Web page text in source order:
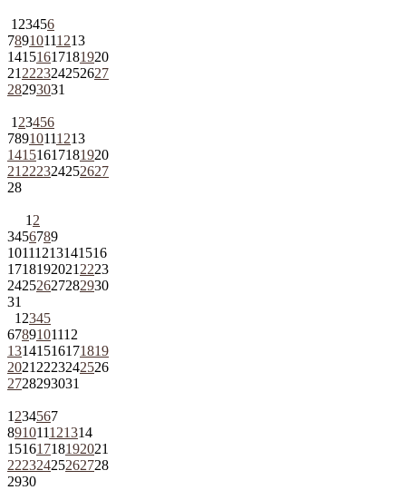
1 23456
78910111213
14151617181920
21 222324252627
28293031
1 23456
78910111213
14151617181920
21 222324252627
28
1 2
3456789
10111213141516
1718192021 2223
24252627282930
31
1 2345
6789101112
13141516171819
2021 2223242526
2728293031
1 234567
891011121314
15161718192021
22232425262728
2930